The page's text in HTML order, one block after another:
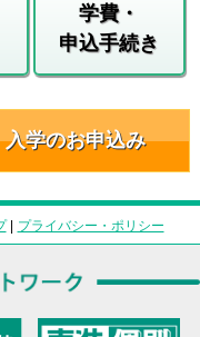
学費・
申込手続き
入学のお申込み
| プライバシー・ポリシー